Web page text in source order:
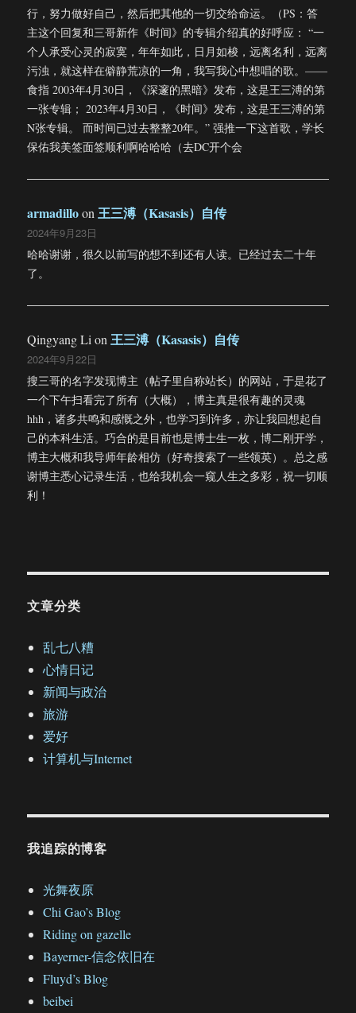
行，努力做好自己，然后把其他的一切交给命运。（PS：答
主这个回复和三哥新作《时间》的专辑介绍真的好呼应： “一
个人承受心灵的寂寞，年年如此，日月如梭，远离名利，远离
污浊，就这样在僻静荒凉的一角，我写我心中想唱的歌。——
食指 2003年4月30日，《深邃的黑暗》发布，这是王三溥的第
一张专辑； 2023年4月30日，《时间》发布，这是王三溥的第
N张专辑。 而时间已过去整整20年。” 强推一下这首歌，学长
保佑我美签面签顺利啊哈哈哈（去DC开个会
armadilloon 王三溥（Kasasis）自传
2024年9月23日
哈哈谢谢，很久以前写的想不到还有人读。已经过去二十年
了。
Qingyang Li on 王三溥（Kasasis）自传
2024年9月22日
搜三哥的名字发现博主（帖子里自称站长）的网站，于是花了
一个下午扫看完了所有（大概），博主真是很有趣的灵魂
hhh，诸多共鸣和感慨之外，也学习到许多，亦让我回想起自
己的本科生活。巧合的是目前也是博士生一枚，博二刚开学，
博主大概和我导师年龄相仿（好奇搜索了一些领英）。总之感
谢博主悉心记录生活，也给我机会一窥人生之多彩，祝一切顺
利！
文章分类
乱七八糟
心情日记
新闻与政治
旅游
爱好
计算机与Internet
我追踪的博客
光舞夜原
Chi Gao’s Blog
Riding on gazelle
Bayerner-信念依旧在
Fluyd’s Blog
beibei